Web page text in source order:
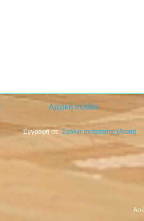
Αρχική σελίδα
Εγγραφή σε: Σχόλια ανάρτησης (Atom)